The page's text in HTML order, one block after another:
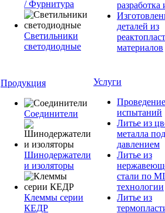
/ Фурнитура
Светильники
светодиодные
разработка
деталей из
материалов
Продукция
Соединители
Шинодержатели
и изоляторы
Клеммы серии
КЕДР
Услуги
Проведение
испытаний
Литье из
металла под
давлением
Литье из
стали по
технологии
Литье из